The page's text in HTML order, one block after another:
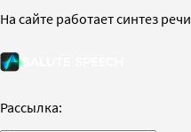
На сайте работает синтез речи
Рассылка: